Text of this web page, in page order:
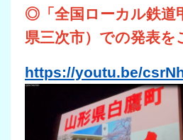
◎「全国ローカル鉄道
県三次市）での発表を
https://youtu.be/